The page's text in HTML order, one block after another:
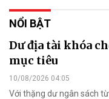
NỔI BẬT
Dư địa tài khóa
mục tiêu
10/08/2026 04:05
Với thặng dư ngân sách